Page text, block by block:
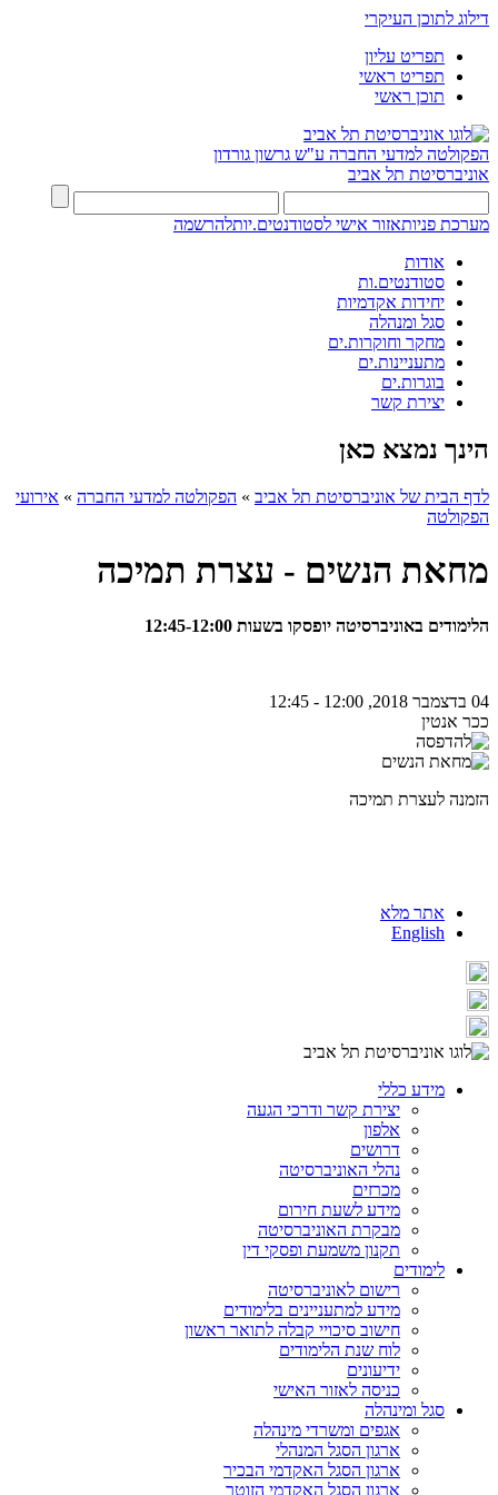
דילוג לתוכן העיקרי
תפריט עליון
תפריט ראשי
תוכן ראשי
הפקולטה למדעי החברה ע"ש גרשון גורדון
אוניברסיטת תל אביב
מערכת פניותאזור אישי לסטודנטים.יותלהרשמה
אודות
סטודנטים.ות
יחידות אקדמיות
סגל ומנהלה
מחקר וחוקרות.ים
מתעניינות.ים
בוגרות.ים
יצירת קשר
הינך נמצא כאן
לדף הבית של אוניברסיטת תל אביב » הפקולטה למדעי החברה » אירועי
הפקולטה
מחאת הנשים - עצרת תמיכה
הלימודים באוניברסיטה יופסקו בשעות 12:45-12:00
04 בדצמבר 2018, 12:00 - 12:45
ככר אנטין
הזמנה לעצרת תמיכה
אתר מלא
English
מידע כללי
יצירת קשר ודרכי הגעה
אלפון
דרושים
נהלי האוניברסיטה
מכרזים
מידע לשעת חירום
מבקרת האוניברסיטה
תקנון משמעת ופסקי דין
לימודים
רישום לאוניברסיטה
מידע למתעניינים בלימודים
חישוב סיכויי קבלה לתואר ראשון
לוח שנת הלימודים
ידיעונים
כניסה לאזור האישי
סגל ומינהלה
אגפים ומשרדי מינהלה
ארגון הסגל המנהלי
ארגון הסגל האקדמי הבכיר
ארגון הסגל האקדמי הזוטר